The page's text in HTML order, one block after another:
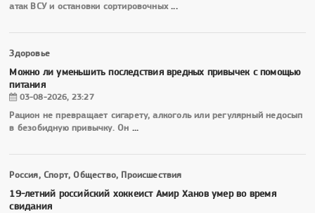
атак ВСУ и остановки сортировочных...
Здоровье
Можно ли уменьшить последствия вредных привычек с помощью
питания
03-08-2026, 23:27
Рацион не превращает сигарету, алкоголь или регулярный недосып
в безобидную привычку. Он ...
Россия, Спорт, Общество, Происшествия
19-летний российский хоккеист Амир Ханов умер во время
свидания